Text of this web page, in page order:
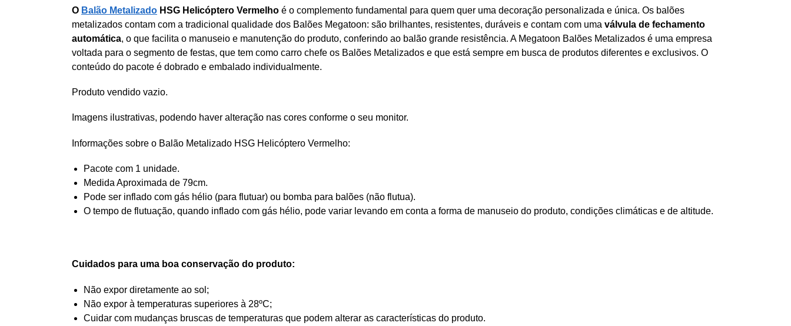
O Balão Metalizado HSG Helicóptero Vermelhoé o complemento fundamental para quem quer uma decoração personalizada e única. Os balões
metalizados contam com a tradicional qualidade dos Balões Megatoon: são brilhantes, resistentes, duráveis e contam com umaválvula de fechamento
automática, o que facilita o manuseio e manutenção do produto, conferindo ao balão grande resistência. A Megatoon Balões Metalizados é uma empresa
voltada para o segmento de festas, que tem como carro chefe os Balões Metalizados e que está sempre em busca de produtos diferentes e exclusivos. O
conteúdo do pacote é dobrado e embalado individualmente.
Produto vendido vazio.
Imagens ilustrativas, podendo haver alteração nas cores conforme o seu monitor.
Informações sobre o Balão Metalizado HSG Helicóptero Vermelho:
Pacote com 1 unidade.
Medida Aproximada de 79cm.
Pode ser inflado com gás hélio (para flutuar) ou bomba para balões (não flutua).
O tempo de flutuação, quando inflado com gás hélio, pode variar levando em conta a forma de manuseio do produto, condições climáticas e de altitude.
Cuidados para uma boa conservação do produto:
Não expor diretamente ao sol;
Não expor à temperaturas superiores à 28ºC;
Cuidar com mudanças bruscas de temperaturas que podem alterar as características do produto.